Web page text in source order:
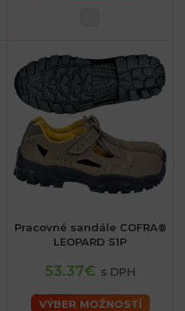
Pracovné sandále COFRA®
LEOPARD S1P
53.37€ s DPH
VÝBER MOŽNOSTÍ